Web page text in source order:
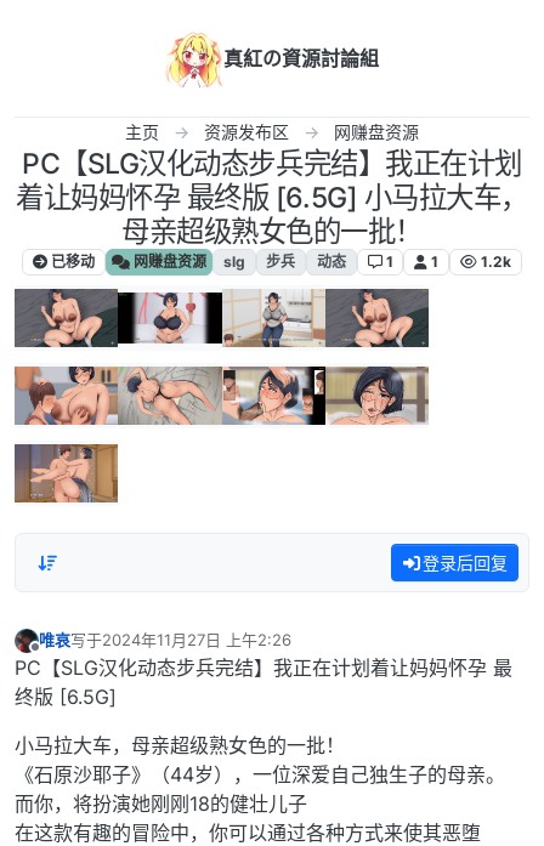
真紅の資源討論組
主页 资源发布区 网赚盘资源
PC【SLG汉化动态步兵完结】我正在计划
着让妈妈怀孕 最终版 [6.5G] 小马拉大车，
母亲超级熟女色的一批！
已移动 网赚盘资源 slg 步兵 动态 1 1 1.2k
登录后回复
离线
唯哀写于2024年11月27日 上午2:26
最后由 编辑
PC【SLG汉化动态步兵完结】我正在计划着让妈妈怀孕 最
终版 [6.5G]
小马拉大车，母亲超级熟女色的一批！
《石原沙耶子》（44岁），一位深爱自己独生子的母亲。
而你，将扮演她刚刚18的健壮儿子
在这款有趣的冒险中，你可以通过各种方式来使其恶堕